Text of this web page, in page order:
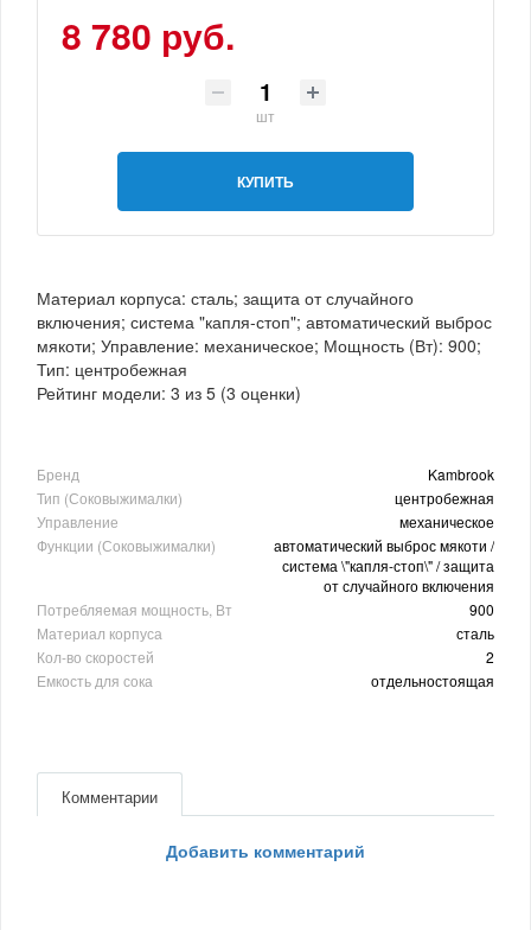
8 780 руб.
шт
КУПИТЬ
Материал корпуса: сталь; защита от случайного
включения; система "капля-стоп"; автоматический выброс
мякоти; Управление: механическое; Мощность (Вт): 900;
Тип: центробежная
Рейтинг модели: 3 из 5 (3 оценки)
Бренд
Kambrook
Тип (Соковыжималки)
центробежная
Управление
механическое
Функции (Соковыжималки)
автоматический выброс мякоти /
система \"капля-стоп\" / защита
от случайного включения
Потребляемая мощность, Вт
900
Материал корпуса
сталь
Кол-во скоростей
2
Емкость для сока
отдельностоящая
Комментарии
Добавить комментарий